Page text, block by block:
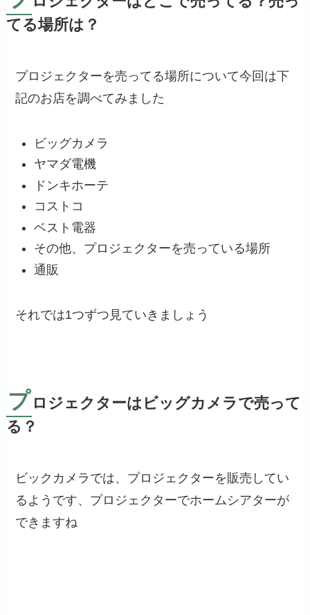
てる場所は？
プロジェクターを売ってる場所について今回は下
記のお店を調べてみました
ビッグカメラ
ヤマダ電機
ドンキホーテ
コストコ
ベスト電器
その他、プロジェクターを売っている場所
通販
それでは1つずつ見ていきましょう
プ ロジェクターはビッグカメラで売って
る？
ビックカメラでは、プロジェクターを販売してい
るようです、プロジェクターでホームシアターが
できますね